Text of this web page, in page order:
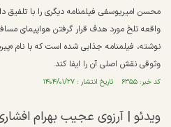
محسن امیریوسفی فیلمنامه دیگری را با تلفیق
واقعه تلخ مورد هدف قرار گرفتن هواپیمای
نوشته، فیلمنامه جذابی شده است که با نام
وثوقی نقش اصلی آن را ایفا کند.
کد خبر: ۶۳۵۵ تاریخ انتشار : ۱۴۰۴/۰۱/۲۷
ویدئو | آرزوی عجیب بهرام